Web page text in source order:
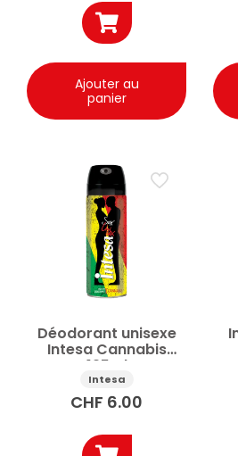
Ajouter au
panier
Déodorant unisexe
Intesa Cannabis
125ml
Intesa
CHF 6.00